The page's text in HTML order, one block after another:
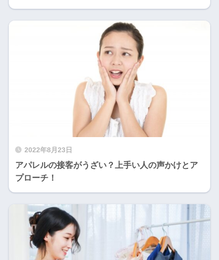
2022年8月23日
アパレルの接客がうざい？上手い人の声かけとア
プローチ！